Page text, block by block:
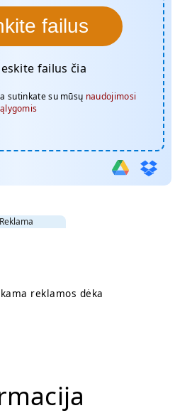
failus
failus čia
sutinkate su mūsų naudojimosi
Reklama
reklamos dėka